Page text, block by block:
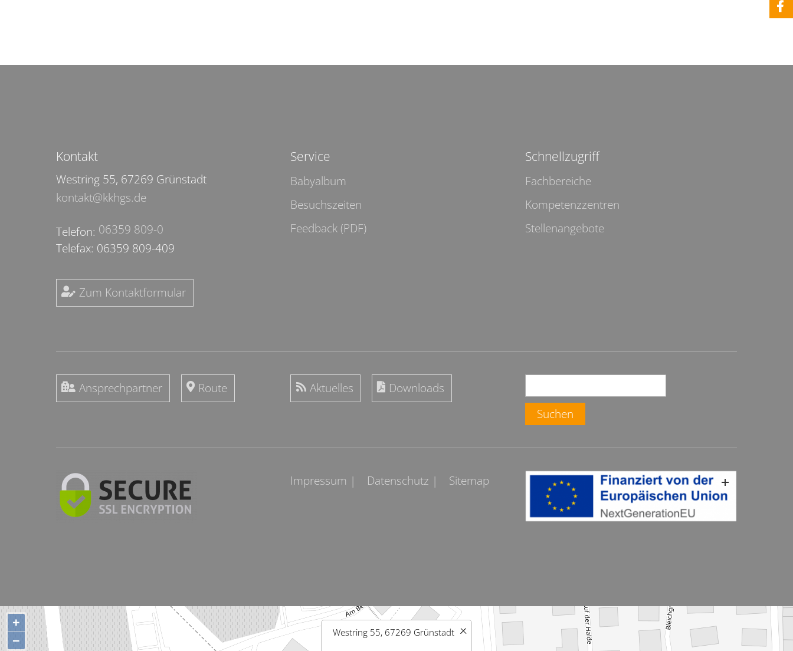
Kontakt
Westring 55, 67269 Grünstadt
kontakt@kkhgs.de
Telefon: 06359 809-0
Telefax: 06359 809-409
Zum Kontaktformular
Service
Babyalbum
Besuchszeiten
Feedback (PDF)
Schnellzugriff
Fachbereiche
Kompetenzzentren
Stellenangebote
Ansprechpartner Route Aktuelles
Downloads
Suchen
Impressum | Datenschutz | Sitemap
Westring 55, 67269 Grünstadt
+
−